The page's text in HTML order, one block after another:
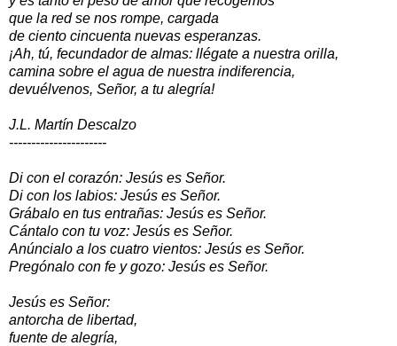
que la red se nos rompe, cargada
de ciento cincuenta nuevas esperanzas.
¡Ah, tú, fecundador de almas: llégate a nuestra orilla,
camina sobre el agua de nuestra indiferencia,
devuélvenos, Señor, a tu alegría!
J.L. Martín Descalzo
----------------------
Di con el corazón: Jesús es Señor.
Di con los labios: Jesús es Señor.
Grábalo en tus entrañas: Jesús es Señor.
Cántalo con tu voz: Jesús es Señor.
Anúncialo a los cuatro vientos: Jesús es Señor.
Pregónalo con fe y gozo: Jesús es Señor.
Jesús es Señor:
antorcha de libertad,
fuente de alegría,